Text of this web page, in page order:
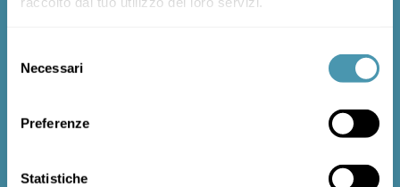
delNecessari
Preferenze
Statistiche

przestrzegać tych kilku zasad, aby Twój rower